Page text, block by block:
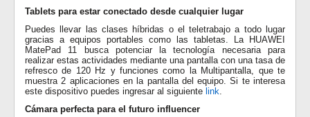
Tablets para estar conectado desde cualquier lugar
Puedes llevar las clases híbridas o el teletrabajo a todo lugar
gracias a equipos portables como las tabletas. La HUAWEI
MatePad 11 busca potenciar la tecnología necesaria para
realizar estas actividades mediante una pantalla con una tasa de
refresco de 120 Hz y funciones como la Multipantalla, que te
muestra 2 aplicaciones en la pantalla del equipo.Si te interesa
este dispositivo puedes ingresar al siguiente link
Cámara perfecta para el futuro influencer